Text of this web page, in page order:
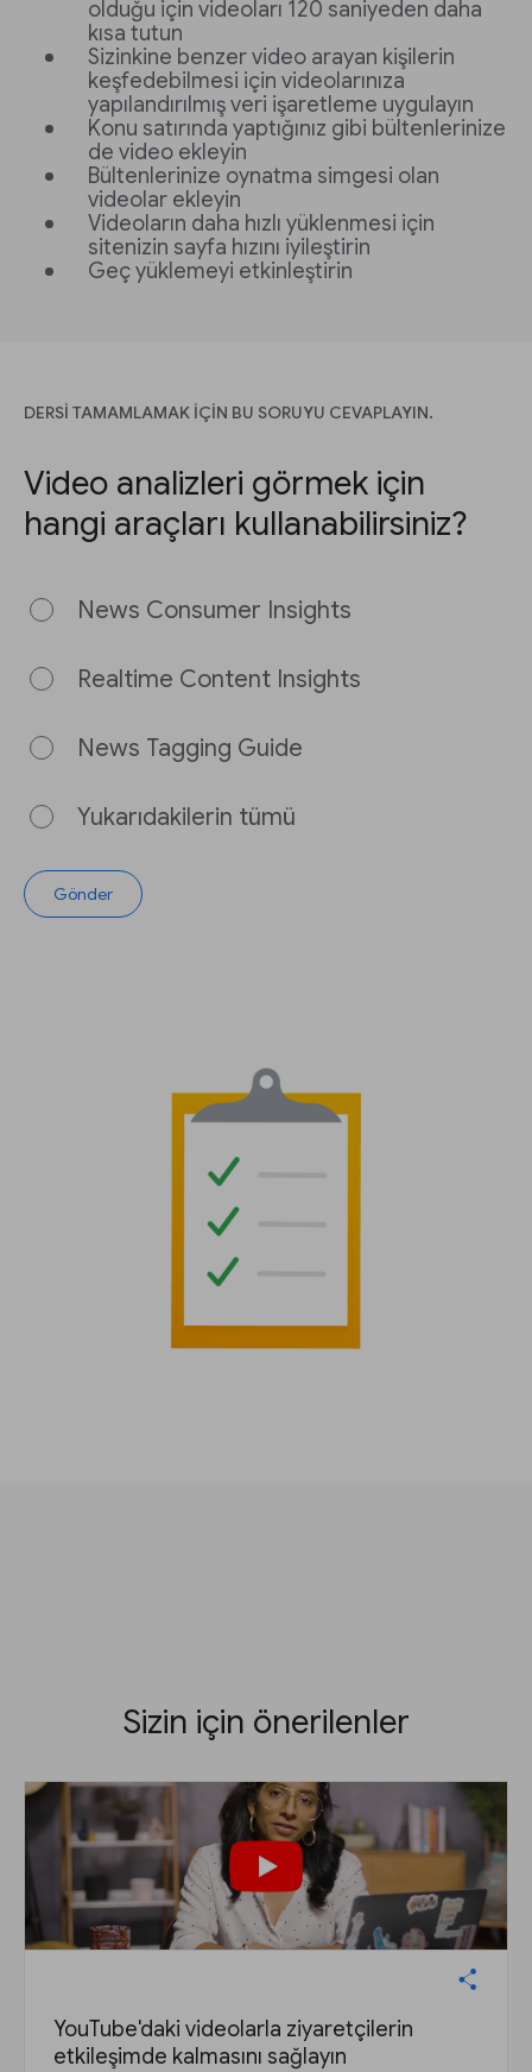
olduğu için videoları 120 saniyeden daha
kısa tutun
Sizinkine benzer video arayan kişilerin
keşfedebilmesi için videolarınıza
yapılandırılmış veri işaretleme uygulayın
Konu satırında yaptığınız gibi bültenlerinize
de video ekleyin
Bültenlerinize oynatma simgesi olan
videolar ekleyin
Videoların daha hızlı yüklenmesi için
sitenizin sayfa hızını iyileştirin
Geç yüklemeyi etkinleştirin
DERSİ TAMAMLAMAK İÇİN BU SORUYU CEVAPLAYIN.
Video analizleri görmek için
hangi araçları kullanabilirsiniz?
News Consumer Insights
Realtime Content Insights
News Tagging Guide
Yukarıdakilerin tümü
Gönder
Sizin için önerilenler
YouTube'daki videolarla ziyaretçilerin
etkileşimde kalmasını sağlayın